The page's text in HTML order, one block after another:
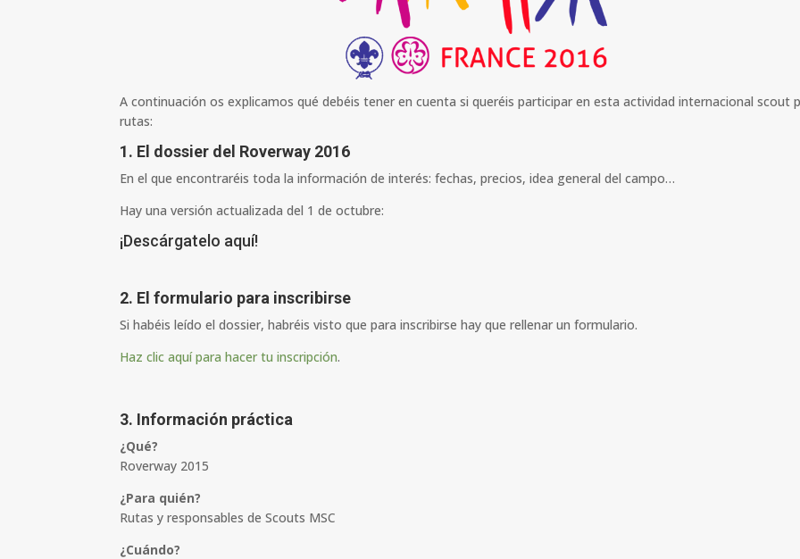
A continuación os explicamos qué debéis tener en cuenta si queréis participar en esta actividad internacional scout
rutas:
1. El dossier del Roverway 2016
En el que encontraréis toda la información de interés: fechas, precios, idea general del campo…
Hay una versión actualizada del 1 de octubre:
¡Descárgatelo aquí!
2. El formulario para inscribirse
Si habéis leído el dossier, habréis visto que para inscribirse hay que rellenar un formulario.
Haz clic aquí para hacer tu inscripción.
3. Información práctica
¿Qué?
Roverway 2015
¿Para quién?
Rutas y responsables de Scouts MSC
¿Cuándo?